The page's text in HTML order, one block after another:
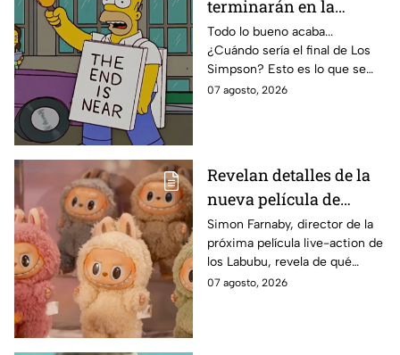
terminarán en la
temporada 40? Actriz
de Bart Simpson da
IMPACTANTE
declaración
Todo lo bueno acaba...
¿Cuándo sería el final de Los
Simpson? Esto es lo que se
sabe:
07 agosto, 2026
Revelan detalles de la
nueva película de
Labubu: de qué tratará
y cuándo se estrena
Simon Farnaby, director de la
próxima película live-action de
los Labubu, revela de qué
tratará la cinta. Aquí te
07 agosto, 2026